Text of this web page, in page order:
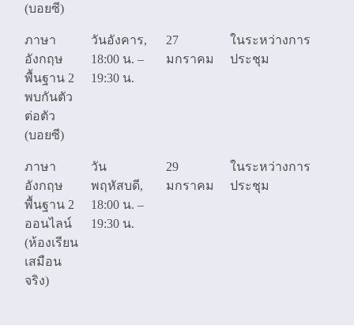
(บอยซี)
ภาษา
อังกฤษ
พื้นฐาน 2
พบกันตัว
ต่อตัว
(บอยซี)
วันอังคาร,
18:00 น. –
19:30 น.
27
มกราคม
ในระหว่างการ
ประชุม
ภาษา
อังกฤษ
พื้นฐาน 2
ออนไลน์
(ห้องเรียน
เสมือน
จริง)
วัน
พฤหัสบดี,
18:00 น. –
19:30 น.
29
มกราคม
ในระหว่างการ
ประชุม